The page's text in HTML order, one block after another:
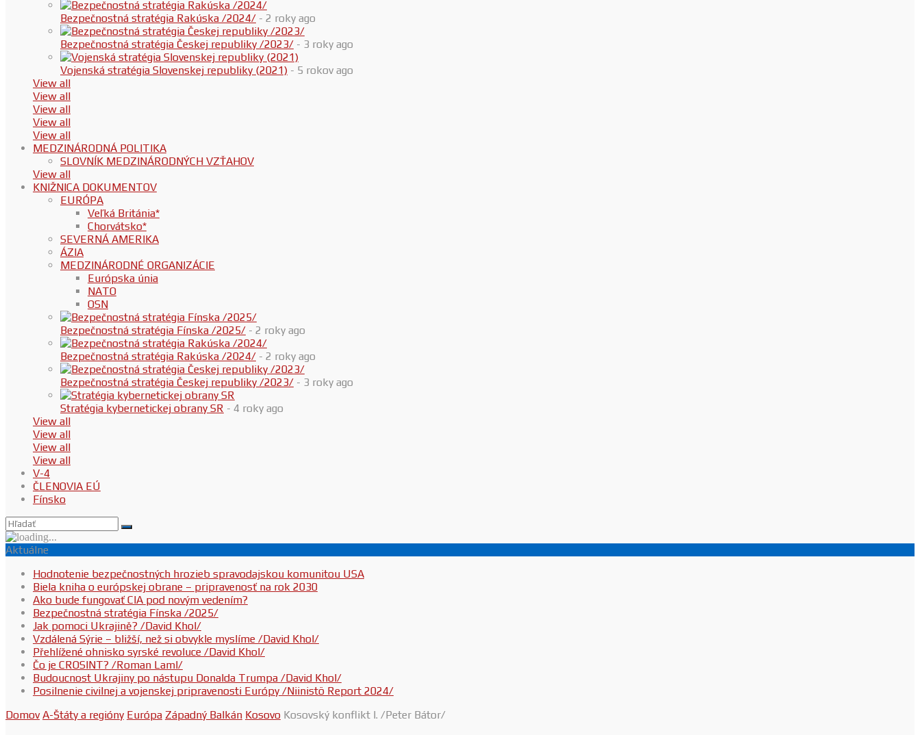
Bezpečnostná stratégia Rakúska /2024/ - 2 roky ago
Bezpečnostná stratégia Českej republiky /2023/ - 3 roky ago
Vojenská stratégia Slovenskej republiky (2021) - 5 rokov ago
View all
View all
View all
View all
View all
MEDZINÁRODNÁ POLITIKA
SLOVNÍK MEDZINÁRODNÝCH VZŤAHOV
View all
KNIŽNICA DOKUMENTOV
EURÓPA
Veľká Británia*
Chorvátsko*
SEVERNÁ AMERIKA
ÁZIA
MEDZINÁRODNÉ ORGANIZÁCIE
Európska únia
NATO
OSN
Bezpečnostná stratégia Fínska /2025/ - 2 roky ago
Bezpečnostná stratégia Rakúska /2024/ - 2 roky ago
Bezpečnostná stratégia Českej republiky /2023/ - 3 roky ago
Stratégia kybernetickej obrany SR - 4 roky ago
View all
View all
View all
View all
V-4
ČLENOVIA EÚ
Fínsko
Aktuálne
Hodnotenie bezpečnostných hrozieb spravodajskou komunitou USA
Biela kniha o európskej obrane – pripravenosť na rok 2030
Ako bude fungovať CIA pod novým vedením?
Bezpečnostná stratégia Fínska /2025/
Jak pomoci Ukrajině? /David Khol/
Vzdálená Sýrie – bližší, než si obvykle myslíme /David Khol/
Přehlížené ohnisko syrské revoluce /David Khol/
Čo je CROSINT? /Roman Laml/
Budoucnost Ukrajiny po nástupu Donalda Trumpa /David Khol/
Posilnenie civilnej a vojenskej pripravenosti Európy /Niinistö Report 2024/
Domov A-Štáty a regióny Európa Západný Balkán Kosovo Kosovský konflikt I. /Peter Bátor/